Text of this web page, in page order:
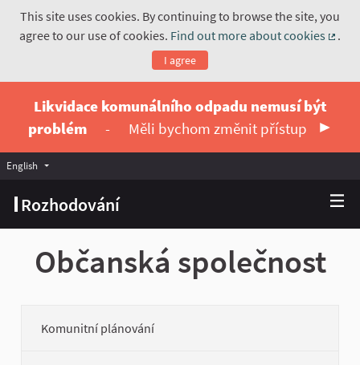
This site uses cookies. By continuing to browse the site, you
agree to our use of cookies. Find out more about cookies
.
I agree
Likvidace komunálního odpadu nemusí být
problém
- Měli bychom změnit přístup
Rozhodování
English Vyberte jazyk
Občanská společnost
Komunitní plánování